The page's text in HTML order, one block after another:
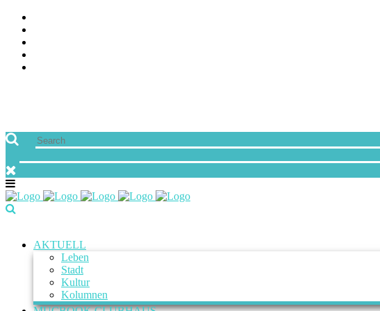
AKTUELL
Leben
Stadt
Kultur
Kolumnen